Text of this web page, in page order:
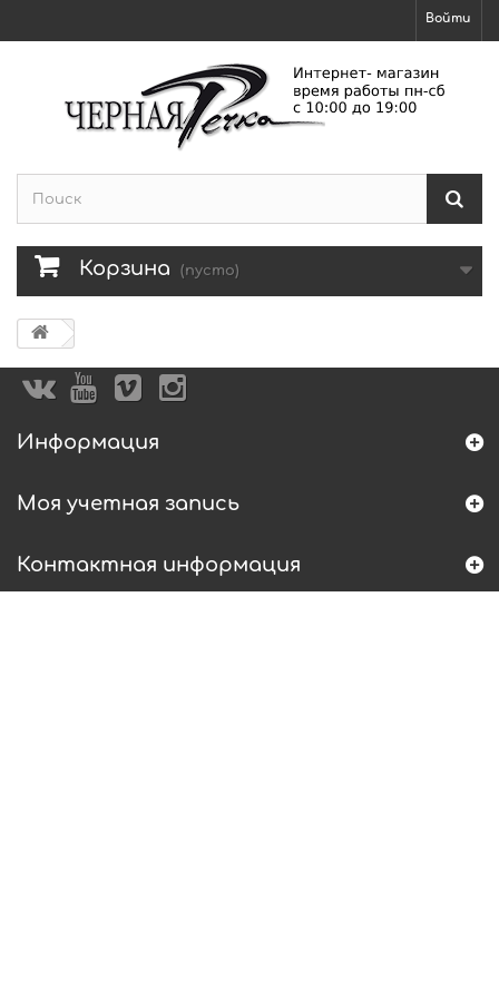
Войти
Корзина (пусто)
Информация
Моя учетная запись
Контактная информация